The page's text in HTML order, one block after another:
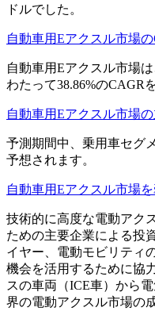
ドルでした。
自動車用Eアクスル市場
自動車用Eアクスル市場
わたって38.86%のCAGR
自動車用Eアクスル市場
予測期間中、乗用車セグ
予想されます。
自動車用Eアクスル市場
技術的に高度な電動アク
ための主要企業による投
イヤー、電動モビリティ
機会を活用するために協
スの車両（ICE車）から
界の電動アクスル市場の